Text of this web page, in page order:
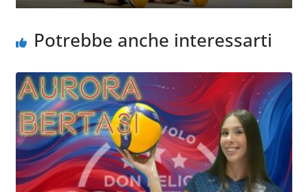
Potrebbe anche interessarti